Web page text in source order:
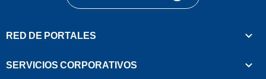
RED DE PORTALES
SERVICIOS CORPORATIVOS